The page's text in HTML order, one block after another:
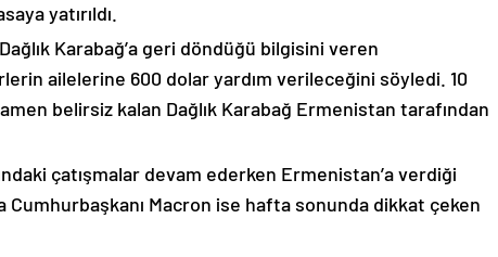
yatırıldı.
Karabağ’a geri döndüğü bilgisini veren
ailelerine 600 dolar yardım verileceğini söyledi. 10
belirsiz kalan Dağlık Karabağ Ermenistan tarafından
çatışmalar devam ederken Ermenistan’a verdiği
Cumhurbaşkanı Macron ise hafta sonunda dikkat çeken